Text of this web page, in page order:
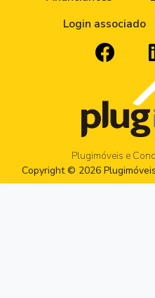
Login associado
Plugimóveis e
Copyright © 2026